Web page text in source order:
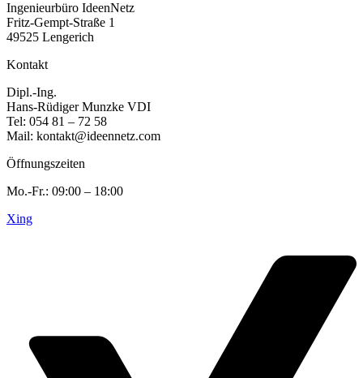
Ingenieurbüro IdeenNetz
Fritz-Gempt-Straße 1
49525 Lengerich
Kontakt
Dipl.-Ing.
Hans-Rüdiger Munzke VDI
Tel: 054 81 – 72 58
Mail: kontakt@ideennetz.com
Öffnungszeiten
Mo.-Fr.: 09:00 – 18:00
Xing